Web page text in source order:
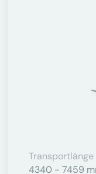
Transportlänge
4340 - 7459